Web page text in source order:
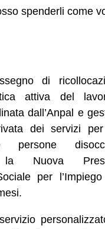
spenderli come
di
attiva del
dall’Anpal e
dei servizi
persone
la Nuova
per